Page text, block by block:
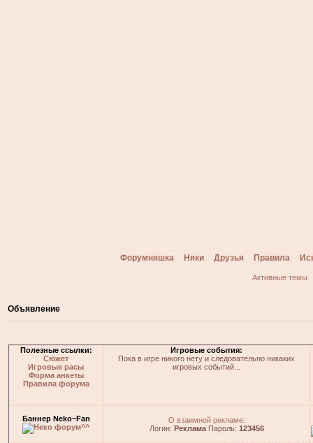
Форумняшка Няки Друзья Правила
Активные темы
Объявление
Полезные ссылки:
Сюжет
Игровые расы
Форма анкеты
Правила форума
Игровые события:
Пока в игре никого нету и следовательно никаких
игровых событий...
Баннер Neko~Fan
О взаимной рекламе:
Логин: РекламаПароль: 123456